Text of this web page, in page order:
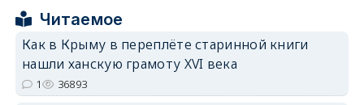
Читаемое
Как в Крыму в переплёте старинной книги
нашли ханскую грамоту XVI века
1 36893